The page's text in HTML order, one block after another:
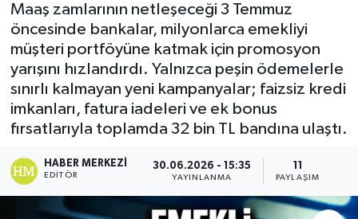
Maaş zamlarının netleşeceği 3 Temmuz
öncesinde bankalar, milyonlarca emekliyi
müşteri portföyüne katmak için promosyon
yarışını hızlandırdı. Yalnızca peşin ödemelerle
sınırlı kalmayan yeni kampanyalar; faizsiz kredi
imkanları, fatura iadeleri ve ek bonus
fırsatlarıyla toplamda 32 bin TL bandına ulaştı.
HABER MERKEZI
EDITÖR
30.06.2026 - 15:35
YAYINLANMA
11
PAYLAŞIM
Son Dakika Haberleri
Haber Arşivi